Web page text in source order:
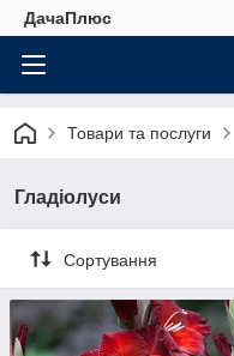
ДачаПлюс
Товари та послуги
Гладіолуси
Сортування